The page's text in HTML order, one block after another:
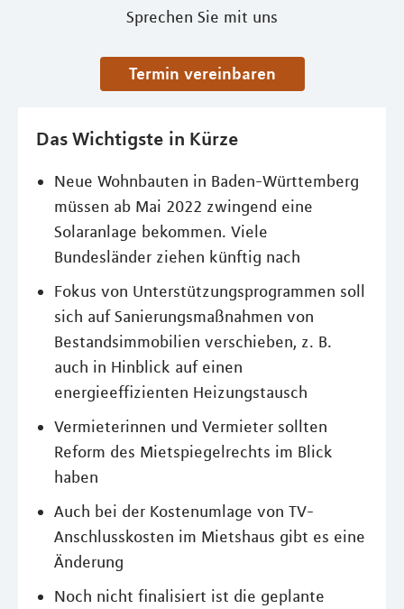
Sprechen Sie mit uns
Termin vereinbaren
Das Wichtigste in Kürze
Neue Wohnbauten in Baden-Württemberg
müssen ab Mai 2022 zwingend eine
Solaranlage bekommen. Viele
Bundesländer ziehen künftig nach
Fokus von Unterstützungsprogrammen soll
sich auf Sanierungsmaßnahmen von
Bestandsimmobilien verschieben, z. B.
auch in Hinblick auf einen
energieeffizienten Heizungstausch
Vermieterinnen und Vermieter sollten
Reform des Mietspiegelrechts im Blick
haben
Auch bei der Kostenumlage von TV-
Anschlusskosten im Mietshaus gibt es eine
Änderung
Noch nicht finalisiert ist die geplante